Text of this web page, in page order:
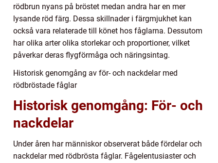
rödbrun nyans på bröstet medan andra har en mer
lysande röd färg. Dessa skillnader i färgmjukhet kan
också vara relaterade till könet hos fåglarna. Dessutom
har olika arter olika storlekar och proportioner, vilket
påverkar deras flygförmåga och näringsintag.
Historisk genomgång av för- och nackdelar med
rödbröstade fåglar
Historisk genomgång: För- och
nackdelar
Under åren har människor observerat både fördelar och
nackdelar med rödbrösta fåglar. Fågelentusiaster och